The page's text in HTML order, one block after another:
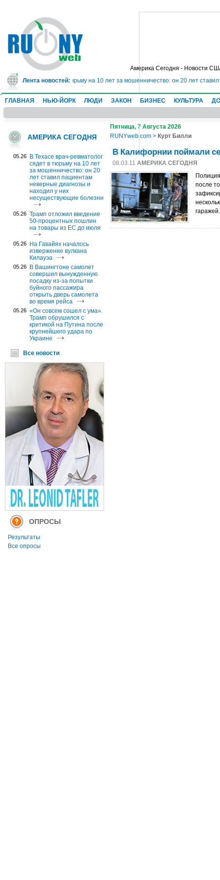
Америка Сегодня - Новости
Лента новостей:
ревматолог сядет в тюрьму на 10 лет за мошенничество: он 20 лет
ГЛАВНАЯ НЬЮ-ЙОРК ЛЮДИ ЗАКОН БИЗНЕС КУЛЬТУРА
АМЕРИКА СЕГОДНЯ
05.26
В Техасе врач-ревматолог
сядет в тюрьму на 10 лет
за мошенничество: он 20
лет ставил пациентам
неверные диагнозы и
находил у них
несуществующие болезни
05.26 Трамп отложил введение
50-процентных пошлин
на товары из ЕС до июля
05.26
На Гавайях началось
извержение вулкана
Килауэа
05.26
В Вашингтоне самолет
совершил вынужденную
посадку из-за попытки
буйного пассажира
открыть дверь самолета
во время рейса
05.26 «Он совсем сошел с ума».
Трамп обрушился с
критикой на Путина после
крупнейшего удара по
Украине
Все новости
ОПРОСЫ
Результаты
Все опросы
Пятница, 7 Августа 2026
RUNYweb.com > Курт Билли
В Калифорнии поймали
08.03.11 АМЕРИКА СЕГОДНЯ
после